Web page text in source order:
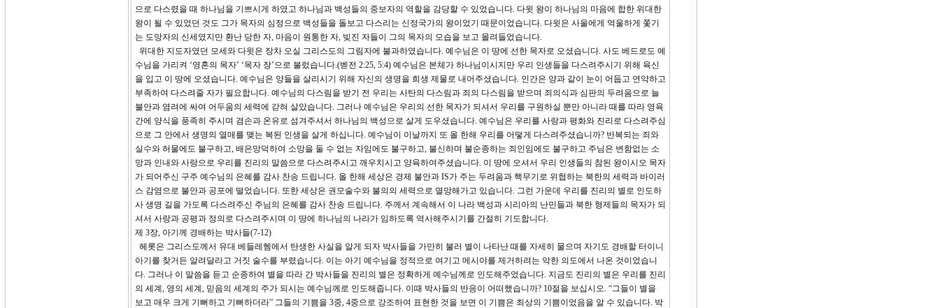
으로 다스렸을 때 하나님을 기쁘시게 하였고 하나님과 백성들의 중보자의 역할을 감당할 수 있었습니다. 다윗 왕이 하나님의 마음에 합한 위대한
왕이 될 수 있었던 것도 그가 목자의 심정으로 백성들을 돌보고 다스리는 신정국가의 왕이었기 때문이었습니다. 다윗은 사울에게 억울하게 쫓기
는 도망자의 신세였지만 환난 당한 자, 마음이 원통한 자, 빚진 자들이 그의 목자의 모습을 보고 몰려들었습니다.
위대한 지도자였던 모세와 다윗은 장차 오실 그리스도의 그림자에 불과하였습니다. 예수님은 이 땅에 선한 목자로 오셨습니다. 사도 베드로도 예
수님을 가리켜 ‘영혼의 목자’ ‘목자 장’으로 불렀습니다.(벧전 2:25, 5:4) 예수님은 본체가 하나님이시지만 우리 인생들을 다스려주시기 위해 육신
을 입고 이 땅에 오셨습니다. 예수님은 양들을 살리시기 위해 자신의 생명을 희생 제물로 내어주셨습니다. 인간은 양과 같이 눈이 어둡고 연약하고
부족하여 다스려줄 자가 필요합니다. 예수님의 다스림을 받기 전 우리는 사탄의 다스림과 죄의 다스림을 받으며 죄의식과 심판의 두려움으로 늘
불안과 염려에 싸여 어두움의 세력에 갇혀 살았습니다. 그러나 예수님은 우리의 선한 목자가 되셔서 우리를 구원하실 뿐만 아니라 때를 따라 영육
간에 양식을 풍족히 주시며 겸손과 온유로 섬겨주셔서 하나님의 백성으로 살게 도우셨습니다. 예수님은 우리를 사랑과 평화와 진리로 다스려주심
으로 그 안에서 생명의 열매를 맺는 복된 인생을 살게 하십니다. 예수님이 이날까지 또 올 한해 우리를 어떻게 다스려주셨습니까? 반복되는 죄와
실수와 허물에도 불구하고, 배은망덕하여 소망을 둘 수 없는 자임에도 불구하고, 불신하며 불순종하는 죄인임에도 불구하고 주님은 변함없는 소
망과 인내와 사랑으로 우리를 진리의 말씀으로 다스려주시고 깨우치시고 양육하여주셨습니다. 이 땅에 오셔서 우리 인생들의 참된 왕이시오 목자
가 되어주신 구주 예수님의 은혜를 감사 찬송 드립니다. 올 한해 세상은 경제 불안과 IS가 주는 두려움과 핵무기로 위협하는 북한의 세력과 바이러
스 감염으로 불안과 공포에 떨었습니다. 또한 세상은 권모술수와 불의의 세력으로 멸망해가고 있습니다. 그런 가운데 우리를 진리의 별로 인도하
사 생명 길을 가도록 다스려주신 주님의 은혜를 감사 찬송 드립니다. 주께서 계속해서 이 나라 백성과 시리아의 난민들과 북한 형제들의 목자가 되
셔서 사랑과 공평과 정의로 다스려주시며 이 땅에 하나님의 나라가 임하도록 역사해주시기를 간절히 기도합니다.
제 3장, 아기께 경배하는 박사들(7-12)
헤롯은 그리스도께서 유대 베들레헴에서 탄생한 사실을 알게 되자 박사들을 가만히 불러 별이 나타난 때를 자세히 물으며 자기도 경배할 터이니
아기를 찾거든 알려달라고 거짓 술수를 부렸습니다. 이는 아기 예수님을 정적으로 여기고 메시야를 제거하려는 악한 의도에서 나온 것이었습니
다. 그러나 이 말씀을 듣고 순종하여 별을 따라 간 박사들을 진리의 별은 정확하게 예수님께로 인도해주었습니다. 지금도 진리의 별은 우리를 진리
의 세계, 영의 세계, 믿음의 세계의 주가 되시는 예수님께로 인도해줍니다. 이때 박사들의 반응이 어떠했습니까? 10절을 보십시오. “그들이 별을
보고 매우 크게 기뻐하고 기뻐하더라” 그들의 기쁨을 3중, 4중으로 강조하여 표현한 것을 보면 이 기쁨은 최상의 기쁨이었음을 알 수 있습니다. 박